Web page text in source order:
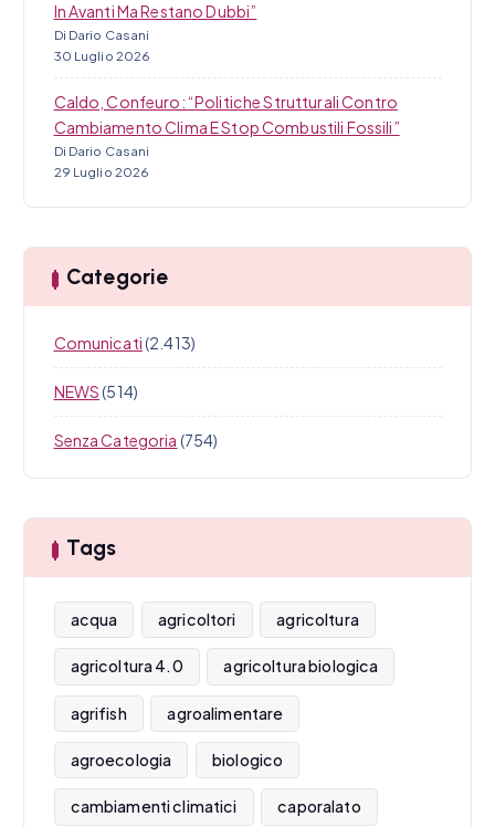
In Avanti Ma Restano Dubbi”
Di Dario Casani
30 Luglio 2026
Caldo, Confeuro: “Politiche Strutturali Contro
Cambiamento Clima E Stop Combustili Fossili”
Di Dario Casani
29 Luglio 2026
Categorie
Comunicati(2.413)
NEWS(514)
Senza Categoria (754)
Tags
acqua agricoltori agricoltura
agricoltura 4.0 agricoltura biologica
agrifish agroalimentare
agroecologia biologico
cambiamenti climatici caporalato